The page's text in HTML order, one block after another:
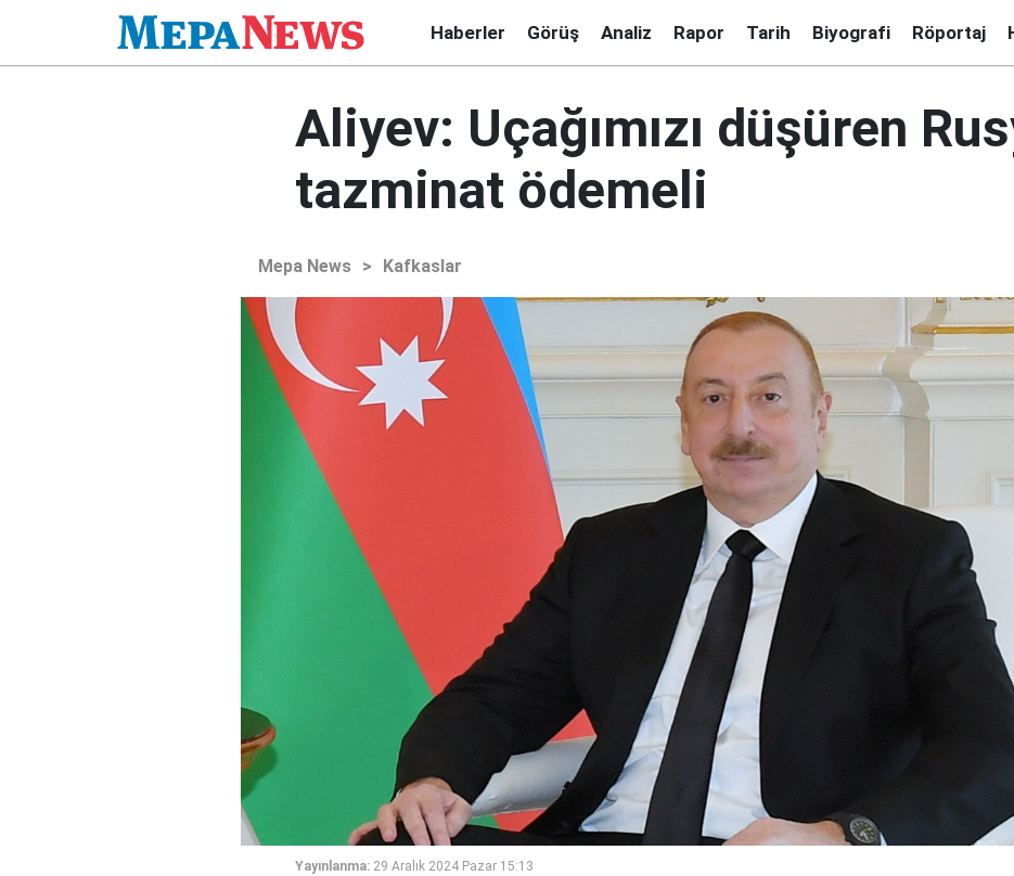
Haberler Görüş Analiz Rapor Tarih Biyografi Röportaj
Aliyev: Uçağımızı düşüren
tazminat ödemeli
Mepa News > Kafkaslar
Yayınlanma: 29 Aralık 2024 Pazar 15:13